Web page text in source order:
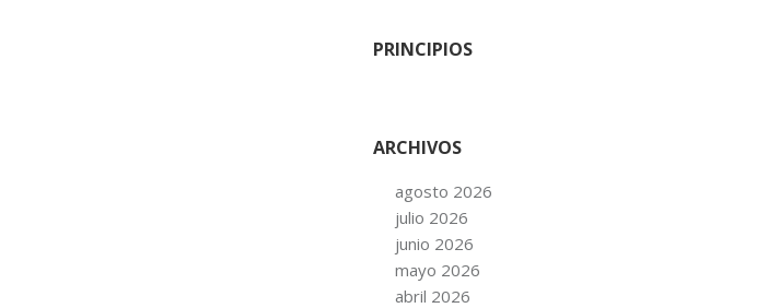
PRINCIPIOS
ARCHIVOS
agosto 2026
julio 2026
junio 2026
mayo 2026
abril 2026